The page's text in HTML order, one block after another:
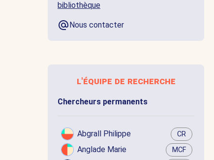
bibliothèque
Nous contacter
l'équipe de recherche
Chercheurs permanents
Abgrall Philippe CR
Anglade Marie MCF